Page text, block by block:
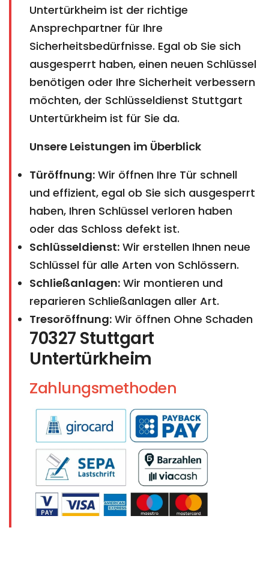
Untertürkheim ist der richtige
Ansprechpartner für Ihre
Sicherheitsbedürfnisse. Egal ob Sie sich
ausgesperrt haben, einen neuen Schlüssel
benötigen oder Ihre Sicherheit verbessern
möchten, der Schlüsseldienst Stuttgart
Untertürkheim ist für Sie da.
Unsere Leistungen im Überblick
Türöffnung: Wir öffnen Ihre Tür schnell
und effizient, egal ob Sie sich ausgesperrt
haben, Ihren Schlüssel verloren haben
oder das Schloss defekt ist.
Schlüsseldienst: Wir erstellen Ihnen neue
Schlüssel für alle Arten von Schlössern.
Schließanlagen: Wir montieren und
reparieren Schließanlagen aller Art.
Tresoröffnung: Wir öffnen Ohne Schaden
70327 Stuttgart
Untertürkheim
Zahlungsmethoden